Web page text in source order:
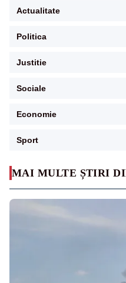
MAI MULTE ȘTIRI
Actualitate
Politica
Justitie
Sociale
Economie
Sport